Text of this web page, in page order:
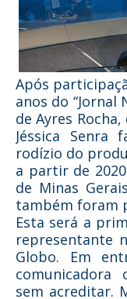
Após
anos do “Jornal
de Ayres
Jéssica
rodízio do
a partir de
de Minas
também foram
Esta será a
representante
Globo. Em
comunicadora
sem acreditar.